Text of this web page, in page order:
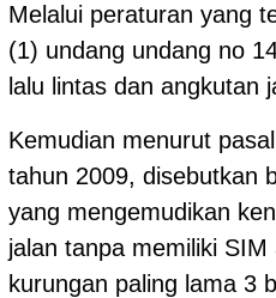
Melalui peraturan yang
(1) undang undang no
lalu lintas dan angkutan
Kemudian menurut
tahun 2009, disebutkan
yang mengemudikan
jalan tanpa memiliki
kurungan paling lama 3